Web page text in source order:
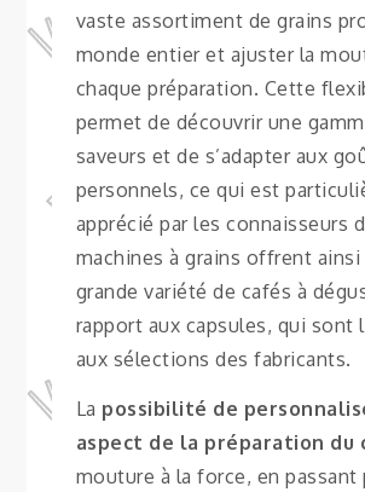
vaste assortiment de grains
monde entier et ajuster la
chaque préparation. Cette
permet de découvrir une
saveurs et de s’adapter aux
personnels, ce qui est
apprécié par les connaisseurs
machines à grains offrent ainsi
grande variété de cafés à
rapport aux capsules, qui sont
aux sélections des fabricants.
La possibilité de
aspect de la préparation du
mouture à la force, en passant